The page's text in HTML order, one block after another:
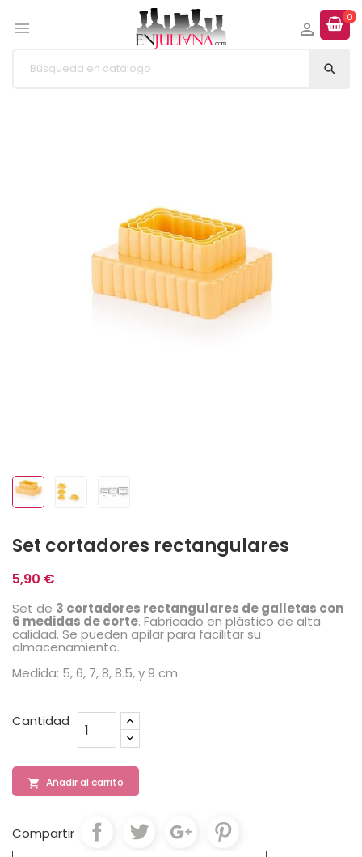

0


Set cortadores rectangulares
5,90 €
Set de 3 cortadores rectangulares de galletas con
6 medidas de corte. Fabricado en plástico de alta
calidad. Se pueden apilar para facilitar su
almacenamiento.
Medida: 5, 6, 7, 8, 8.5, y 9 cm
Cantidad
 Añadir al carrito
Compartir